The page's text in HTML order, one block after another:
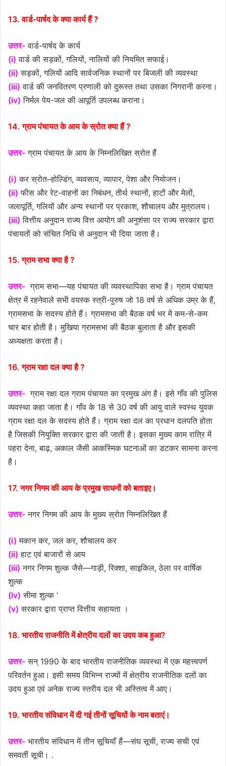
13. वार्ड-पार्षद के क्या कार्य हैं ?
उत्तर- वार्ड-पार्षद के कार्य
(i) वार्ड की सड़कों, गलियों, नालियों की नियमित सफाई।
(ii) सड़कों, गलियों आदि सार्वजनिक स्थानों पर बिजली की व्यवस्था
(iii) वार्ड की जनवितरण प्रणाली को दुरूस्त तथा उसका निगरानी करना।
(iv) निर्मल पेय-जल की आपूर्ति उपलब्ध कराना।
14. ग्राम पंचायत के आय के स्रोत क्या हैं ?
उत्तर- ग्राम पंचायत के आय के निम्नलिखित स्रोत हैं
(i) कर स्रोत–होल्डिंग, व्यवसाय, व्यापार, पेशा और नियोजन।
(ii) फीस और रेट-वाहनों का निबंधन, तीर्थ स्थानों, हाटों और मेलों,
जलापूर्ति, गलियों और अन्य स्थानों पर प्रकाश, शौचालय और मुत्रालय।
(iii) वित्तीय अनुदान राज्य वित्त आयोग की अनुशंसा पर राज्य सरकार द्वारा
पंचायतों को संचित निधि से अनुदान भी दिया जाता है।
15. ग्राम सभा क्या है ?
उत्तर- ग्राम सभा—यह पंचायत की व्यवस्थापिका सभा है। ग्राम पंचायत
क्षेत्र में रहनेवाले सभी वयस्क स्त्री-पुरुष जो 18 वर्ष से अधिक उम्र के हैं,
ग्रामसभा के सदस्य होते हैं। ग्रामसभा की बैठक वर्ष भर में कम-से-कम
चार बार होती है। मुखिया ग्रामसभा की बैठक बुलाता है और इसकी
अध्यक्षता करता है।
16. ग्राम रक्षा दल क्या है ?
उत्तर- ग्राम रक्षा दल ग्राम पंचायत का प्रमुख अंग है। इसे गाँव की पुलिस
व्यवस्था कहा जाता है। गाँव के 18 से 30 वर्ष की आयु वाले स्वस्थ युवक
ग्राम रक्षा दल के सदस्य होते हैं। ग्राम रक्षा दल का प्रधान दलपति होता
है जिसकी नियुक्ति सरकार द्वारा की जाती है। इसका मुख्य काम रात्रि में
पहरा देना, बाढ़, अकाल जैसी आकस्मिक घटनाओं का डटकर सामना करना
है।
17. नगर निगम की आय के प्रमुख साधनों को बताइए।
उत्तर- नगर निगम की आय के मुख्य स्रोत निम्नलिखित हैं
(i) मकान कर, जल कर, शौचालय कर
(ii) हाट एवं बाजारों से आय
(iii) नगर निगम शुल्क जैसे—गाड़ी, रिक्शा, साइकिल, ठेला पर वार्षिक
शुल्क
(iv) सीमा शुल्क ‘
(v) सरकार द्वारा प्राप्त वित्तीय सहायता ।
18. भारतीय राजनीति में क्षेत्रीय दलों का उदय कब हुआ?
उत्तर- सन् 1990 के बाद भारतीय राजनीतिक व्यवस्था में एक महत्त्वपर्ण
परिवर्तन हुआ। इसी समय विभिन्न राज्यों में क्षेत्रीय राजनीतिक दलों का
उदय हुआ एवं अनेक राज्य स्तरीय दल भी अस्तित्व में आए।
19. भारतीय संविधान में दी गई तीनों सूचियों के नाम बताएं।
उत्तर- भारतीय संविधान में तीन सूचियाँ हैं—संघ सूची, राज्य सची एवं
समवर्ती सूची। .